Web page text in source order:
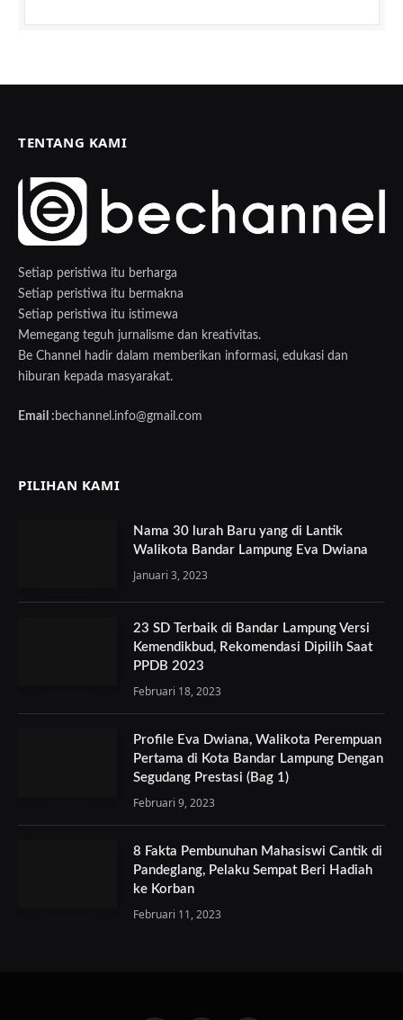
TENTANG KAMI
Setiap peristiwa itu berharga
Setiap peristiwa itu bermakna
Setiap peristiwa itu istimewa
Memegang teguh jurnalisme dan kreativitas.
Be Channel hadir dalam memberikan informasi, edukasi dan
hiburan kepada masyarakat.
Email : bechannel.info@gmail.com
PILIHAN KAMI
Nama 30 lurah Baru yang di Lantik
Walikota Bandar Lampung Eva Dwiana
Januari 3, 2023
23 SD Terbaik di Bandar Lampung Versi
Kemendikbud, Rekomendasi Dipilih Saat
PPDB 2023
Februari 18, 2023
Profile Eva Dwiana, Walikota Perempuan
Pertama di Kota Bandar Lampung Dengan
Segudang Prestasi (Bag 1)
Februari 9, 2023
8 Fakta Pembunuhan Mahasiswi Cantik di
Pandeglang, Pelaku Sempat Beri Hadiah
ke Korban
Februari 11, 2023